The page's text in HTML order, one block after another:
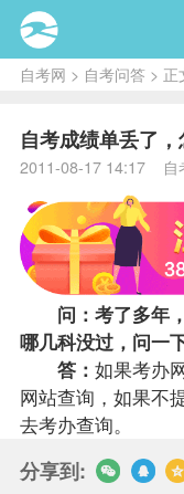
自考网 > 自考问答> 正
自考成绩单丢了
2011-08-17 14:17 自
问：考了多年
哪几科没过，问一
答： 如果考办
网站查询，如果不
去考办查询。
分享到: